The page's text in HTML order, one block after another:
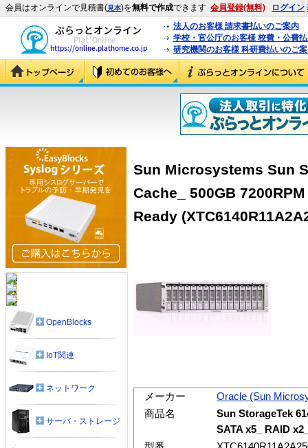
会員はオンラインで見積書(見本)を無料で作成できます 会員登録(無料) ログイン
法人のお客様 請求書払いのご案内
学校・官公庁のお客様 校費・公費
研究機関のお客様 科研費払いのご
Sun Microsystems Sun
Cache_ 500GB
Ready
メーカー
Oracle (Sun
商品名
Sun StorageTek
SATA x5_ RAID
OpenBlocks
IoT関連
ネットワーク
サーバ・ストレージ